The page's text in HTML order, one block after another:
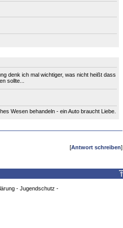
denk ich mal wichtiger, was nicht heißt dass
sollte...
Wesen behandeln - ein Auto braucht Liebe.
[Antwort schreiben]
- Jugendschutz -